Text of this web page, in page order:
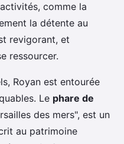
comme la
la détente au
revigorant, et
ressourcer.
Royan est entourée
Le phare de
des mers", est un
au patrimoine